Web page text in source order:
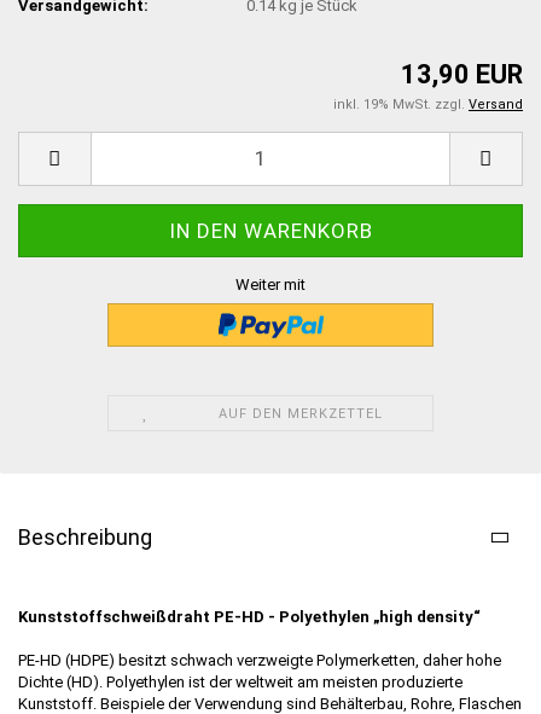
Versandgewicht:
0.14kg je Stück
13,90 EUR
inkl. 19% MwSt. zzgl. Versand
Weiter mit
AUF DEN MERKZETTEL
Beschreibung
Kunststoffschweißdraht PE-HD - Polyethylen „high density“
PE-HD (HDPE) besitzt schwach verzweigte Polymerketten, daher hohe
Dichte (HD). Polyethylen ist der weltweit am meisten produzierte
Kunststoff. Beispiele der Verwendung sind Behälterbau, Rohre, Flaschen